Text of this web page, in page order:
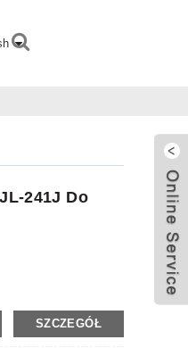
241J Do
SZCZEGÓŁ